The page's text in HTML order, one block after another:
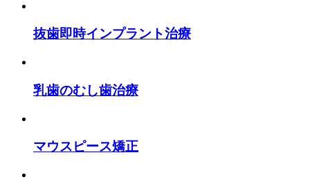
抜歯即時インプラント治療
乳歯のむし歯治療
マウスピース矯正